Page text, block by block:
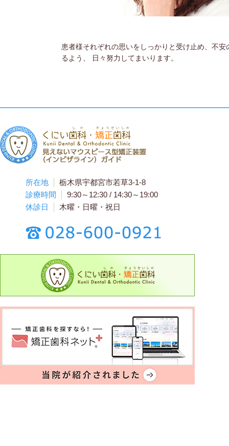
患者様それぞれの思いをしっかりと受け止め、不
るよう、 日々努力してまいります。
所在地
栃木県宇都宮市若草3-1-8
診療時間
9:30～12:30 / 14:30～19:00
休診日
木曜・日曜・祝日